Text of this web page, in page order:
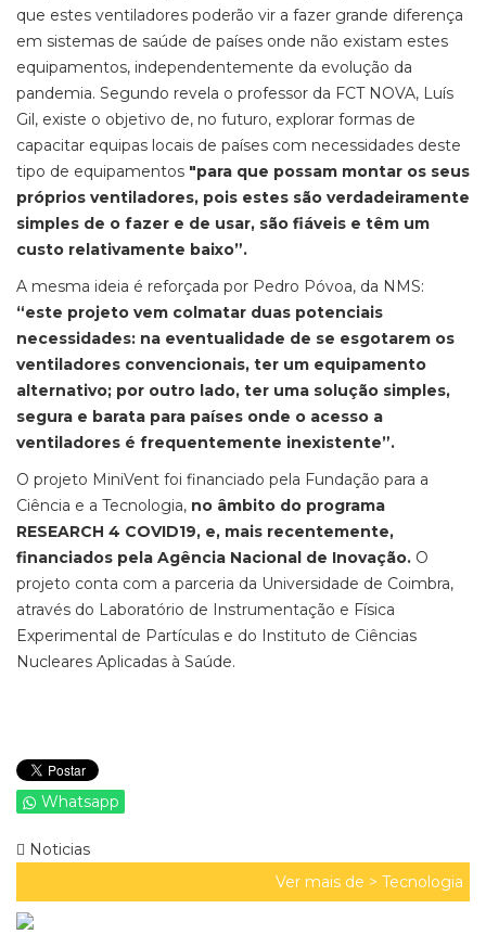
que estes ventiladores poderão vir a fazer grande diferença
em sistemas de saúde de países onde não existam estes
equipamentos, independentemente da evolução da
pandemia. Segundo revela o professor da FCT NOVA, Luís
Gil, existe o objetivo de, no futuro, explorar formas de
capacitar equipas locais de países com necessidades deste
tipo de equipamentos "para que possam montar os seus
próprios ventiladores, pois estes são verdadeiramente
simples de o fazer e de usar, são fiáveis e têm um
custo relativamente baixo”.
A mesma ideia é reforçada por Pedro Póvoa, da NMS:
“este projeto vem colmatar duas potenciais
necessidades: na eventualidade de se esgotarem os
ventiladores convencionais, ter um equipamento
alternativo; por outro lado, ter uma solução simples,
segura e barata para países onde o acesso a
ventiladores é frequentemente inexistente”.
O projeto MiniVent foi financiado pela Fundação para a
Ciência e a Tecnologia, no âmbito do programa
RESEARCH 4 COVID19, e, mais recentemente,
financiados pela Agência Nacional de Inovação. O
projeto conta com a parceria da Universidade de Coimbra,
através do Laboratório de Instrumentação e Física
Experimental de Partículas e do Instituto de Ciências
Nucleares Aplicadas à Saúde.
Whatsapp
Noticias
Ver mais de > Tecnologia